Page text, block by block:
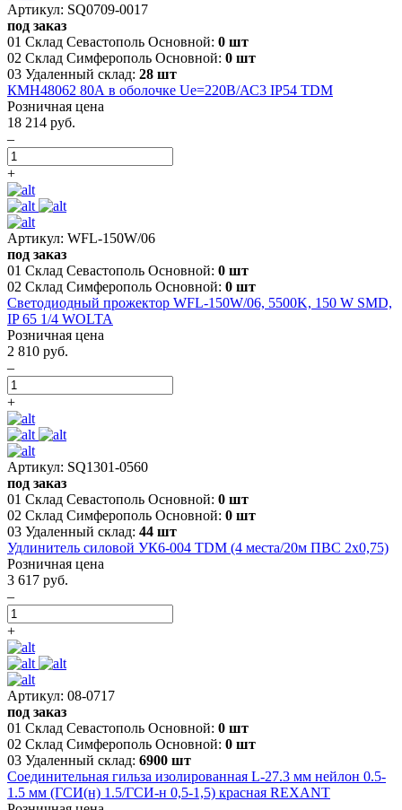
Артикул: SQ0709-0017
под заказ
01 Склад Севастополь Основной: 0 шт
02 Склад Симферополь Основной: 0 шт
03 Удаленный склад: 28 шт
КМН48062 80А в оболочке Ue=220В/АС3 IP54 TDM
Розничная цена
18 214 руб.
–
+
Артикул: WFL-150W/06
под заказ
01 Склад Севастополь Основной: 0 шт
02 Склад Симферополь Основной: 0 шт
Светодиодный прожектор WFL-150W/06, 5500K, 150 W SMD,
IP 65 1/4 WOLTA
Розничная цена
2 810 руб.
–
+
Артикул: SQ1301-0560
под заказ
01 Склад Севастополь Основной: 0 шт
02 Склад Симферополь Основной: 0 шт
03 Удаленный склад: 44 шт
Удлинитель силовой УК6-004 TDM (4 места/20м ПВС 2х0,75)
Розничная цена
3 617 руб.
–
+
Артикул: 08-0717
под заказ
01 Склад Севастополь Основной: 0 шт
02 Склад Симферополь Основной: 0 шт
03 Удаленный склад: 6900 шт
Соединительная гильза изолированная L-27.3 мм нейлон 0.5-
1.5 мм (ГСИ(н) 1.5/ГСИ-н 0,5-1,5) красная REXANT